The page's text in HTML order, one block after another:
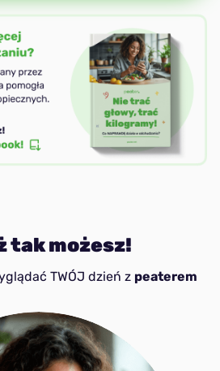
tak możesz!
TWÓJ dzień z peaterem